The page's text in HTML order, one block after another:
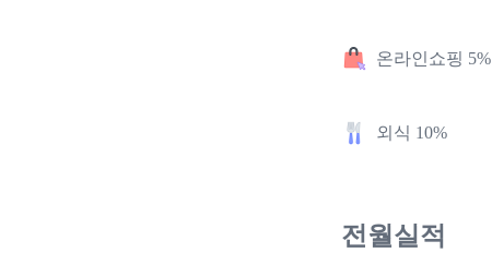
온라인쇼핑 5%
외식 10%
전월실적